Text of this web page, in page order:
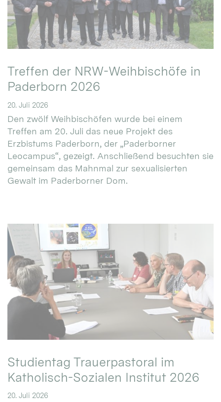
Treffen der NRW-Weihbischöfe in
Paderborn 2026
20. Juli 2026
Den zwölf Weihbischöfen wurde bei einem
Treffen am 20. Juli das neue Projekt des
Erzbistums Paderborn, der „Paderborner
Leocampus“, gezeigt. Anschließend besuchten sie
gemeinsam das Mahnmal zur sexualisierten
Gewalt im Paderborner Dom.
Studientag Trauerpastoral im
Katholisch-Sozialen Institut 2026
20. Juli 2026